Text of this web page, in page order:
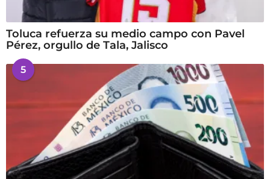
Toluca refuerza su medio campo con Pavel
Pérez, orgullo de Tala, Jalisco
5